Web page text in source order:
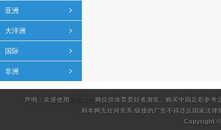
亚洲
大洋洲
国际
非洲
声明：欢迎使用 足球比分 网仅供体育爱好者浏览、购买中国足彩参
和本网无任何关系.链接的广告不得违反国家法律
Copyright